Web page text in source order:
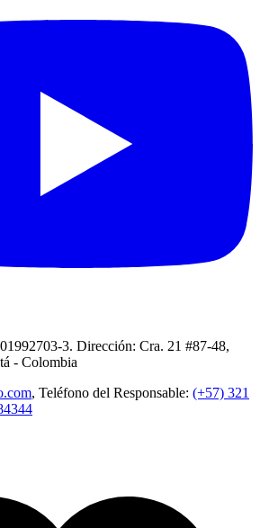
3. Dirección: Cra. 21 #87-48,
- Colombia
, Teléfono del Responsable: (+57) 321